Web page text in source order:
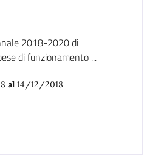
2018-2020 di
di funzionamento ...
al 14/12/2018